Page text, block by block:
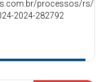
processos/rs/
2024-282792